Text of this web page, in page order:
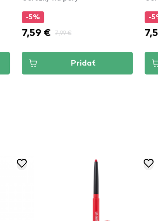
7,59 € 7,99 €
Pridať